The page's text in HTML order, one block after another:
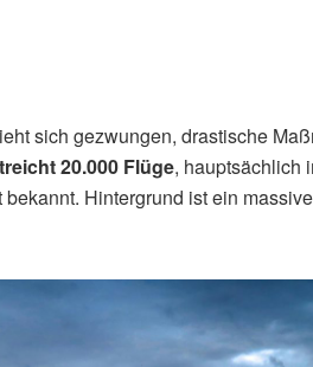
sich gezwungen, drastische
20.000 Flüge, hauptsächlich
bekannt. Hintergrund ist ein